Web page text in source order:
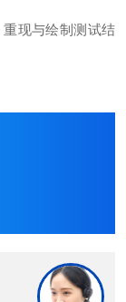
现与绘制测试结